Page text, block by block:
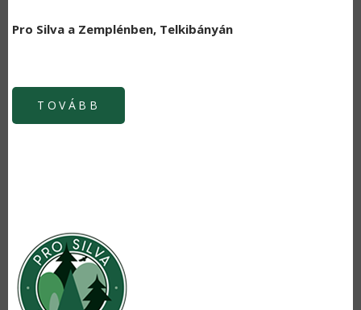
Pro Silva a Zemplénben, Telkibányán
TOVÁBB